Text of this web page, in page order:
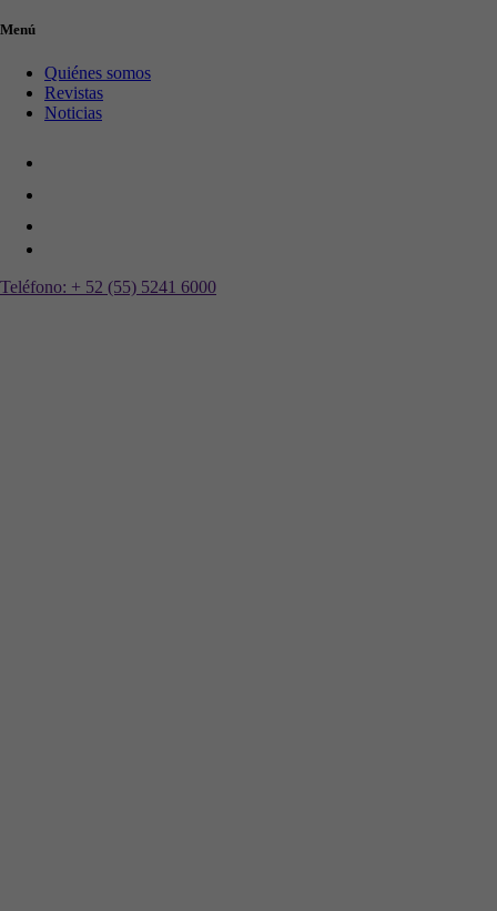
Menú
Quiénes somos
Revistas
Noticias
Teléfono: + 52 (55) 5241 6000